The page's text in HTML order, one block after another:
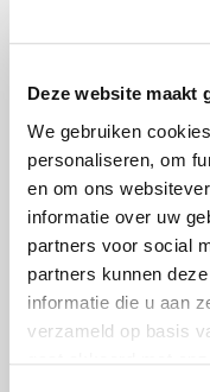
Deze website maakt
We gebruiken
personaliseren, om
en om ons
informatie over uw
partners voor social
partners kunnen
informatie die u aan
verzameld op basis
De game duurde
de game gingen
Het Nieuwe
afstand en leiding
Werken.